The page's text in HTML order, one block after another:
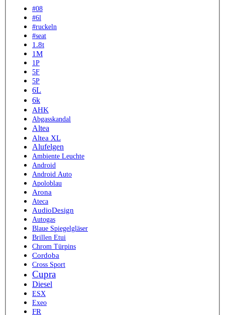
#08
#6l
#ruckeln
#seat
1.8t
1M
1P
5F
5P
6L
6k
AHK
Abgasskandal
Altea
Altea XL
Alufelgen
Ambiente Leuchte
Android
Android Auto
Apoloblau
Arona
Ateca
AudioDesign
Autogas
Blaue Spiegelgläser
Brillen Etui
Chrom Türpins
Cordoba
Cross Sport
Cupra
Diesel
ESX
Exeo
FR